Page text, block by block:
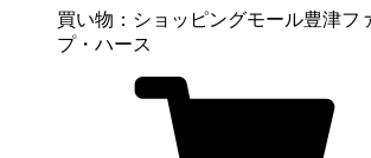
買い物：ショッピングモール豊津フ
プ・ハース